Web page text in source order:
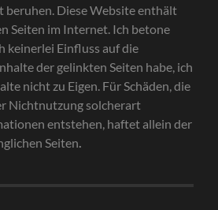
beruhen. Diese Website enthält
Seiten im Internet. Ich betone
keinerlei Einfluss auf die
der gelinkten Seiten habe, ich
nicht zu Eigen. Für Schäden, die
Nichtnutzung solcherart
entstehen, haftet allein der
Seiten.